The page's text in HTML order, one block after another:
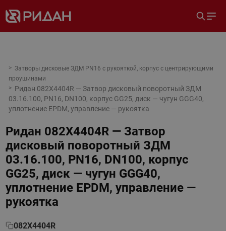
Затворы дисковые ЗДМ PN16 с рукояткой, корпус с центрирующими
проушинами
Ридан 082X4404R — Затвор дисковый поворотный ЗДМ
03.16.100, PN16, DN100, корпус GG25, диск — чугун GGG40,
уплотнение EPDM, управление — рукоятка
Ридан 082X4404R — Затвор
дисковый поворотный ЗДМ
03.16.100, PN16, DN100, корпус
GG25, диск — чугун GGG40,
уплотнение EPDM, управление —
рукоятка
082X4404R